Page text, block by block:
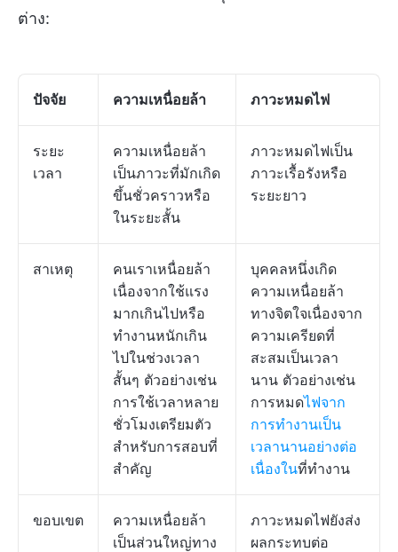
ต่าง:
ปัจจัย ความเหนื่อยล้า ภาวะหมดไฟ
ระยะ
เวลา
ความเหนื่อยล้า
เป็นภาวะที่มักเกิด
ขึ้นชั่วคราวหรือ
ในระยะสั้น
ภาวะหมดไฟเป็น
ภาวะเรื้อรังหรือ
ระยะยาว
สาเหตุ
คนเราเหนื่อยล้า
เนื่องจากใช้แรง
มากเกินไปหรือ
ทำงานหนักเกิน
ไปในช่วงเวลา
สั้นๆ ตัวอย่างเช่น
การใช้เวลาหลาย
ชั่วโมงเตรียมตัว
สำหรับการสอบที่
สำคัญ
บุคคลหนึ่งเกิด
ความเหนื่อยล้า
ทางจิตใจเนื่องจาก
ความเครียดที่
สะสมเป็นเวลา
นาน ตัวอย่างเช่น
การหมดไฟจาก
การทำงานเป็น
เวลานานอย่างต่อ
เนื่องในที่ทำงาน
ขอบเขต
ความเหนื่อยล้า
เป็นส่วนใหญ่ทาง
ภาวะหมดไฟยังส่ง
ผลกระทบต่อ